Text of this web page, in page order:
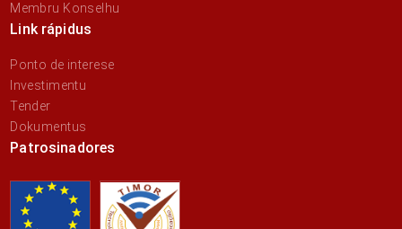
Membru Konselhu
Link rápidus
Ponto de interese
Investimentu
Tender
Dokumentus
Patrosinadores